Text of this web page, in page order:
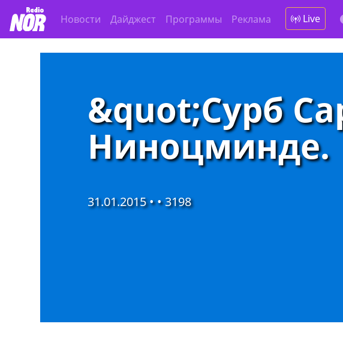
Новости Дайджест Программы Реклама Live
&quot;Сурб
Ниноцминде.
31.01.2015 • •3198